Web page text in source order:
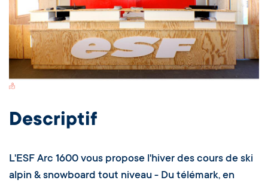
Switch Carte/Photos
Descriptif
L'ESF Arc 1600 vous propose l'hiver des cours de ski
alpin & snowboard tout niveau - Du télémark, en